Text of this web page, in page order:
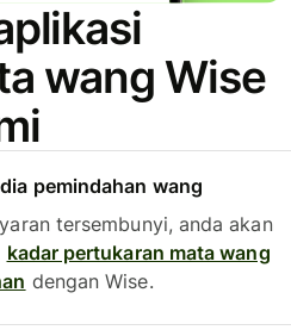
wang Wise
pemindahan wang
tersembunyi, anda akan
kadar pertukaran mata wang
dengan Wise.